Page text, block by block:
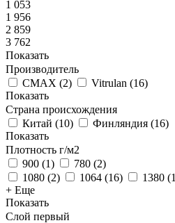
1 053
1 956
2 859
3 762
Показать
Производитель
CMAX (2) Vitrulan (16)
Показать
Страна происхождения
Китай (10) Финляндия (16)
Показать
Плотность г/м2
900 (1) 780 (2)
1080 (2) 1064 (16) 1380 (1
+ Еще
Показать
Слой первый